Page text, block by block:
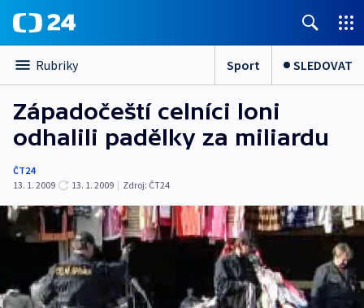
Rubriky Sport SLEDOVAT
Západočeští celníci loni
odhalili padělky za miliardu
ČT24
13. 1. 2009
13. 1. 2009 | Zdroj: ČT24